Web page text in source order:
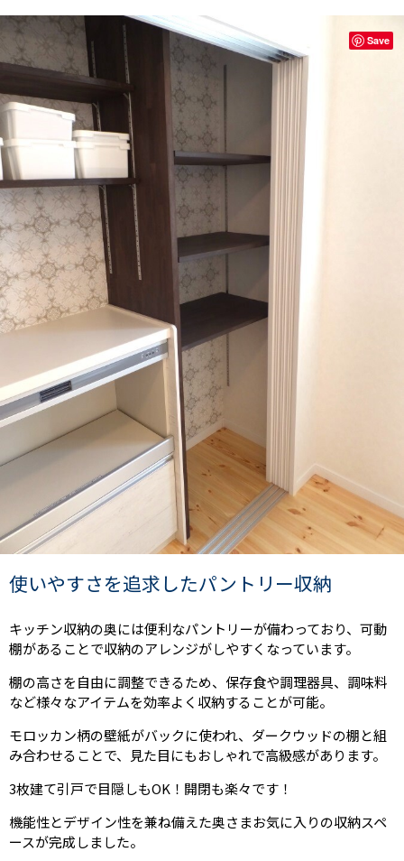
使いやすさを追求したパントリー収納
キッチン収納の奥には便利なパントリーが備わっており、可動
棚があることで収納のアレンジがしやすくなっています。
棚の高さを自由に調整できるため、保存食や調理器具、調味料
など様々なアイテムを効率よく収納することが可能。
モロッカン柄の壁紙がバックに使われ、ダークウッドの棚と組
み合わせることで、見た目にもおしゃれで高級感があります。
3枚建て引戸で目隠しもOK！開閉も楽々です！
機能性とデザイン性を兼ね備えた奥さまお気に入りの収納スペ
ースが完成しました。
Save